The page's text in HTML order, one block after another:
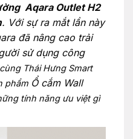
Aqara Outlet H2
. Với sự ra mắt lần này
đã nâng cao trải
sử dụng công
Thái Hưng Smart
phẩm Ổ cắm Wall
tính năng ưu việt gì